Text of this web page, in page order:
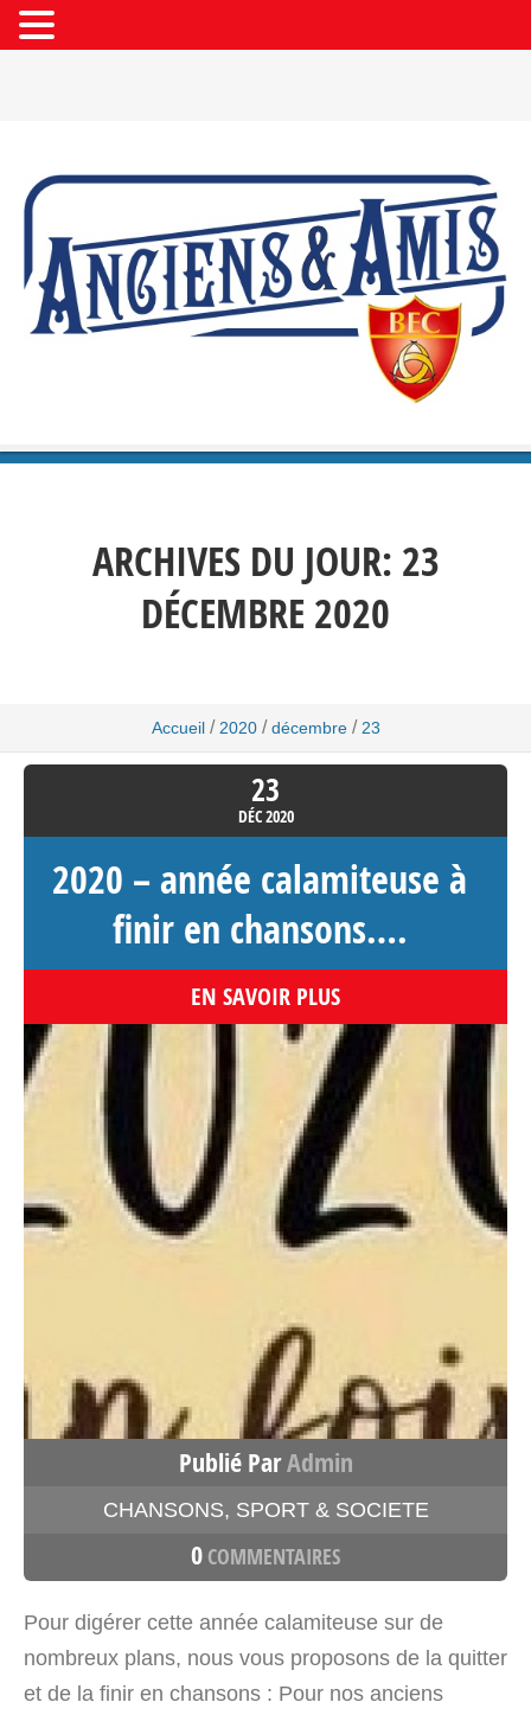
ARCHIVES DU JOUR: 23
DÉCEMBRE 2020
Accueil / 2020 / décembre / 23
23
DÉC2020
2020 – année calamiteuse à
finir en chansons….
EN SAVOIR PLUS
Publié ParAdmin
CHANSONS, SPORT & SOCIETE
0 COMMENTAIRES
Pour digérer cette année calamiteuse sur de
nombreux plans, nous vous proposons de la quitter
et de la finir en chansons : Pour nos anciens